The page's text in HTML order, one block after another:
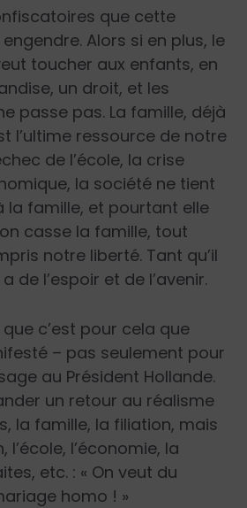
que cette
Alors si en plus, le
toucher aux enfants, en
un droit, et les
passe pas. La famille, déjà
l’ultime ressource de notre
de l’école, la crise
la société ne tient
la famille, et pourtant elle
casse la famille, tout
notre liberté. Tant qu’il
de l’espoir et de l’avenir.
c’est pour cela que
– pas seulement pour
au Président Hollande.
un retour au réalisme
la famille, la filiation, mais
l’école, l’économie, la
etc. : « On veut du
homo ! »